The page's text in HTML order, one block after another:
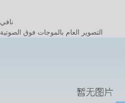
نافي
التصوير العام بالموجات فوق الصوتية